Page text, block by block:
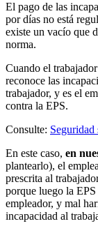
El pago de las
por días no está
existe un vacío que
norma.
Cuando el
reconoce las
trabajador, y es el
contra la EPS.
Consulte: Seguridad
En este caso, en
plantearlo), el
prescrita al
porque luego la
empleador, y mal
incapacidad al